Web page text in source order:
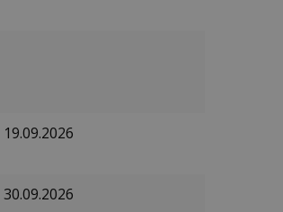
19.09.2026
30.09.2026